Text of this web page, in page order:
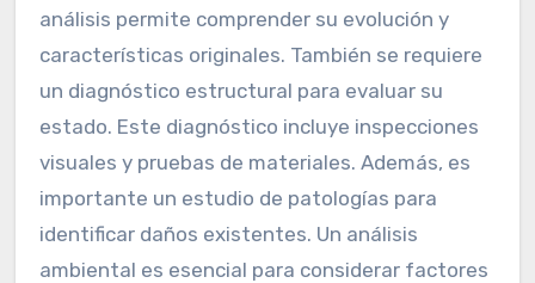
análisis permite comprender su evolución y
características originales. También se requiere
un diagnóstico estructural para evaluar su
estado. Este diagnóstico incluye inspecciones
visuales y pruebas de materiales. Además, es
importante un estudio de patologías para
identificar daños existentes. Un análisis
ambiental es esencial para considerar factores